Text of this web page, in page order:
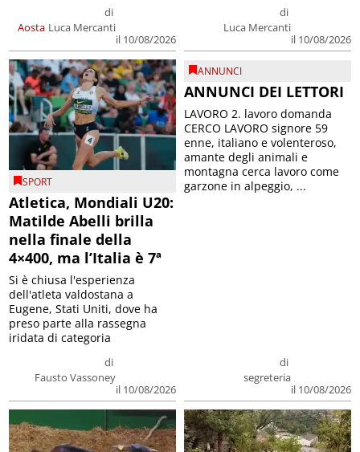
Aosta
di
Luca Mercanti
il 10/08/2026
di
Luca Mercanti
il 10/08/2026
SPORT
Atletica, Mondiali U20:
Matilde Abelli brilla
nella finale della
4×400, ma l’Italia è 7ª
di
Fausto Vassoney
il 10/08/2026
Si è chiusa l'esperienza
dell'atleta valdostana a
Eugene, Stati Uniti, dove ha
preso parte alla rassegna
iridata di categoria
ANNUNCI
ANNUNCI DEI LETTORI
di
segreteria
il 10/08/2026
LAVORO 2. lavoro domanda
CERCO LAVORO signore 59
enne, italiano e volenteroso,
amante degli animali e
montagna cerca lavoro come
garzone in alpeggio, ...